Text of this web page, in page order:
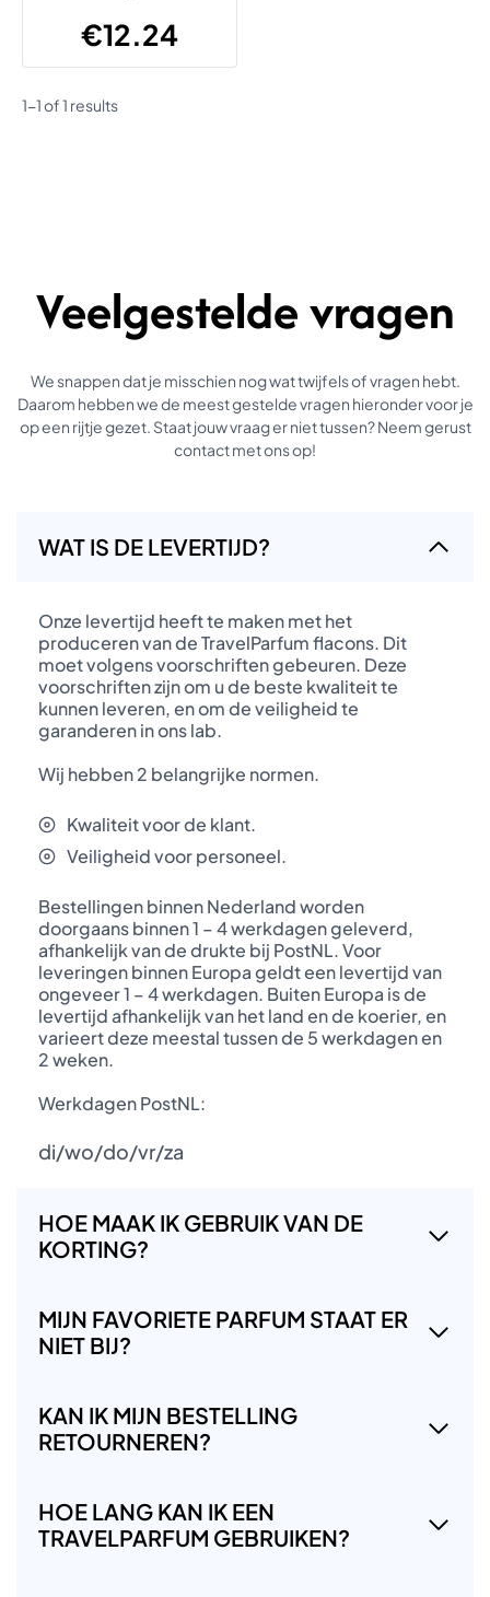
€12.24
1-1 of 1 results
Veelgestelde vragen
We snappen dat je misschien nog wat twijfels of vragen hebt.
Daarom hebben we de meest gestelde vragen hieronder voor je
op een rijtje gezet. Staat jouw vraag er niet tussen? Neem gerust
contact met ons op!
WAT IS DE LEVERTIJD?
Onze levertijd heeft te maken met het
produceren van de TravelParfum flacons. Dit
moet volgens voorschriften gebeuren. Deze
voorschriften zijn om u de beste kwaliteit te
kunnen leveren, en om de veiligheid te
garanderen in ons lab.
Wij hebben 2 belangrijke normen.
Kwaliteit voor de klant.
Veiligheid voor personeel.
Bestellingen binnen Nederland worden
doorgaans binnen 1 – 4 werkdagen geleverd,
afhankelijk van de drukte bij PostNL. Voor
leveringen binnen Europa geldt een levertijd van
ongeveer 1 – 4 werkdagen. Buiten Europa is de
levertijd afhankelijk van het land en de koerier, en
varieert deze meestal tussen de 5 werkdagen en
2 weken.
Werkdagen PostNL:
di/wo/do/vr/za
HOE MAAK IK GEBRUIK VAN DE
KORTING?
MIJN FAVORIETE PARFUM STAAT ER
NIET BIJ?
KAN IK MIJN BESTELLING
RETOURNEREN?
HOE LANG KAN IK EEN
TRAVELPARFUM GEBRUIKEN?